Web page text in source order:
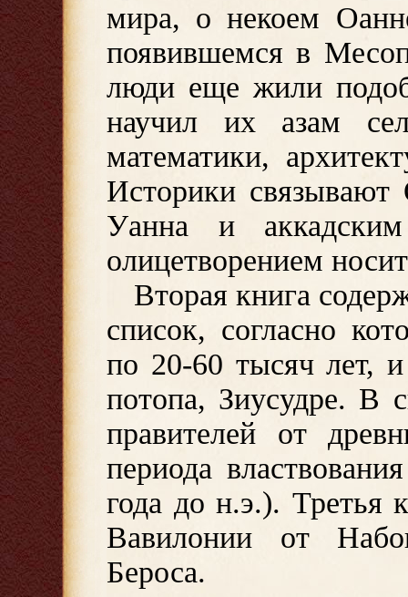
мира, о некоем
появившемся в
люди еще жили
научил их азам
математики,
Историки
Уанна и
олицетворением
Вторая книга
список, согласно
по 20-60 тысяч лет,
потопа, Зиусудре. В
правителей от
периода
года до н.э.). Третья
Вавилонии от
Бероса.